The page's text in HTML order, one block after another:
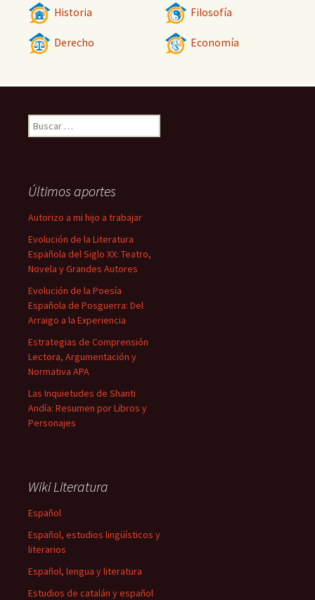
Historia Filosofía
Derecho Economía
Buscar:
Últimos aportes
Autorizo a mi hijo a trabajar
Evolución de la Literatura
Española del Siglo XX: Teatro,
Novela y Grandes Autores
Evolución de la Poesía
Española de Posguerra: Del
Arraigo a la Experiencia
Estrategias de Comprensión
Lectora, Argumentación y
Normativa APA
Las Inquietudes de Shanti
Andía: Resumen por Libros y
Personajes
Wiki Literatura
Español
Español, estudios lingüísticos y
literarios
Español, lengua y literatura
Estudios de catalán y español